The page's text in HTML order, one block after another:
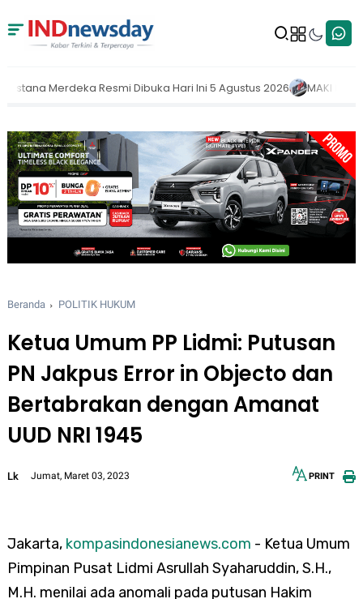
Ini 5 Agustus 2026 MAKI Dorong KPK Buka Nama Pejabat yang
Beranda POLITIK HUKUM
Ketua Umum PP Lidmi: Putusan
PN Jakpus Error in Objecto dan
Bertabrakan dengan Amanat
UUD NRI 1945
Lk Jumat, Maret 03, 2023 PRINT
Jakarta, kompasindonesianews.com - Ketua Umum
Pimpinan Pusat Lidmi Asrullah Syaharuddin, S.H.,
M.H. menilai ada anomali pada putusan Hakim